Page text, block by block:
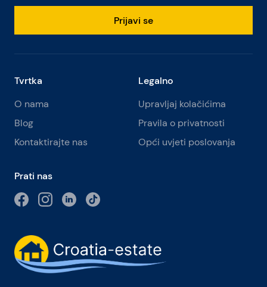
Prijavi se
Tvrtka
O nama
Blog
Kontaktirajte nas
Legalno
Upravljaj kolačićima
Pravila o privatnosti
Opći uvjeti poslovanja
Prati nas